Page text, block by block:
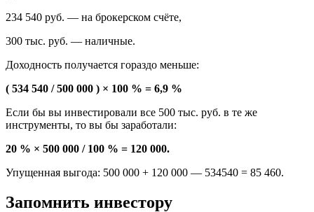
234 540 руб. — на брокерском счёте,
300 тыс. руб. — наличные.
Доходность получается гораздо меньше:
( 534 540 / 500 000 ) × 100 % = 6,9 %
Если бы вы инвестировали все 500 тыс. руб. в те же
инструменты, то вы бы заработали:
20 % × 500 000 / 100 % = 120 000.
Упущенная выгода: 500 000 + 120 000 — 534540 = 85 460.
Запомнить инвестору